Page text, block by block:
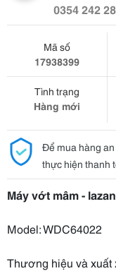
0354 242
Mã số
17938399
Tình trạng
Hàng mới
Để mua hàng
thực hiện thanh
Máy vớt mâm -
Model: WDC64022
Thương hiệu và xuất